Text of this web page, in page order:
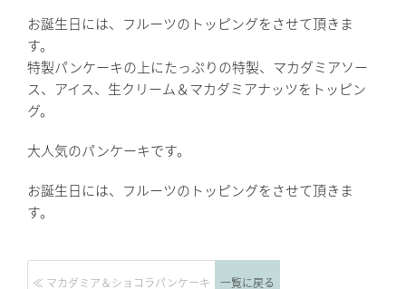
お誕生日には、フルーツのトッピングをさせて頂きま
す。
特製パンケーキの上にたっぷりの特製、マカダミアソー
ス、アイス、生クリーム＆マカダミアナッツをトッピン
グ。
大人気のパンケーキです。
お誕生日には、フルーツのトッピングをさせて頂きま
す。
≪ マカダミア＆ショコラパンケーキ 一覧に戻る